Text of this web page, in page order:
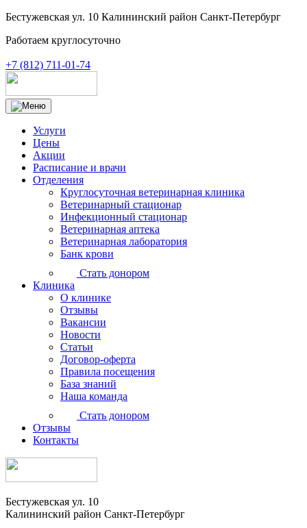
Бестужевская ул. 10 Калининский район Санкт-Петербург
Работаем круглосуточно
+7 (812) 711-01-74
Услуги
Цены
Акции
Расписание и врачи
Отделения
Круглосуточная ветеринарная клиника
Ветеринарный стационар
Инфекционный стационар
Ветеринарная аптека
Ветеринарная лаборатория
Банк крови
Стать донором
Клиника
О клинике
Отзывы
Вакансии
Новости
Статьи
Договор-оферта
Правила посещения
База знаний
Наша команда
Стать донором
Отзывы
Контакты
Бестужевская ул. 10
Калининский район Санкт-Петербург